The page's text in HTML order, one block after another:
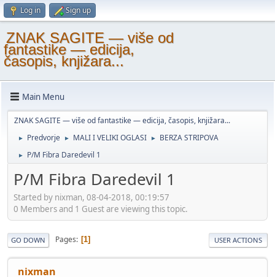
Log in Sign up
ZNAK SAGITE — više od
fantastike — edicija,
časopis, knjižara...
Main Menu
ZNAK SAGITE — više od fantastike — edicija, časopis, knjižara...
► Predvorje ► MALI I VELIKI OGLASI ► BERZA STRIPOVA
► P/M Fibra Daredevil 1
P/M Fibra Daredevil 1
Started by nixman, 08-04-2018, 00:19:57
0 Members and 1 Guest are viewing this topic.
GO DOWN Pages 1 USER ACTIONS
nixman